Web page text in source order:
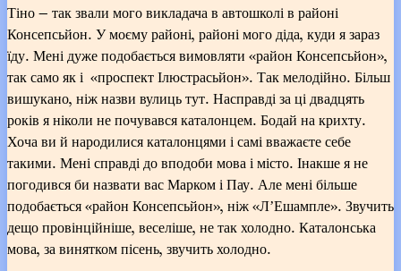
Тіно — так звали мого викладача в автошколі в районі
Консепсьйон. У моєму районі, районі мого діда, куди я зараз
їду. Мені дуже подобається вимовляти «район Консепсьйон»,
так само як і «проспект Ілюстрасьйон». Так мелодійно. Більш
вишукано, ніж назви вулиць тут. Насправді за ці двадцять
років я ніколи не почувався каталонцем. Бодай на крихту.
Хоча ви й народилися каталонцями і самі вважаєте себе
такими. Мені справді до вподоби мова і місто. Інакше я не
погодився би назвати вас Марком і Пау. Але мені більше
подобається «район Консепсьйон», ніж «ЛʼЕшампле». Звучить
дещо провінційніше, веселіше, не так холодно. Каталонська
мова, за винятком пісень, звучить холодно.